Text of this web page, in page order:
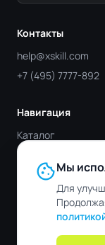
Контакты
help@xskill.com
+7 (495) 7777-892
Навигация
Каталог
Отрасли
Блог
Контакты
cookieМы
Для